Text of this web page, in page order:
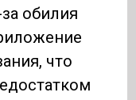
обилия
что